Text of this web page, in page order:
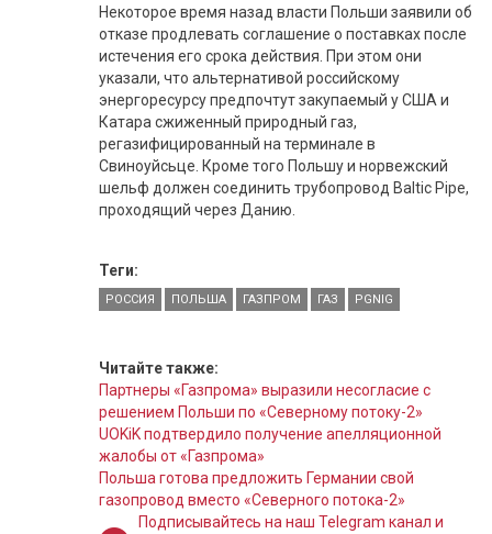
Некоторое время назад власти Польши заявили об
отказе продлевать соглашение о поставках после
истечения его срока действия. При этом они
указали, что альтернативой российскому
энергоресурсу предпочтут закупаемый у США и
Катара сжиженный природный газ,
регазифицированный на терминале в
Свиноуйсьце. Кроме того Польшу и норвежский
шельф должен соединить трубопровод Baltic Pipe,
проходящий через Данию.
Теги:
РОССИЯ ПОЛЬША ГАЗПРОМ ГАЗ PGNIG
Читайте также:
Партнеры «Газпрома» выразили несогласие с
решением Польши по «Северному потоку-2»
UOKiK подтвердило получение апелляционной
жалобы от «Газпрома»
Польша готова предложить Германии свой
газопровод вместо «Северного потока-2»
Подписывайтесь на наш Telegram канал и